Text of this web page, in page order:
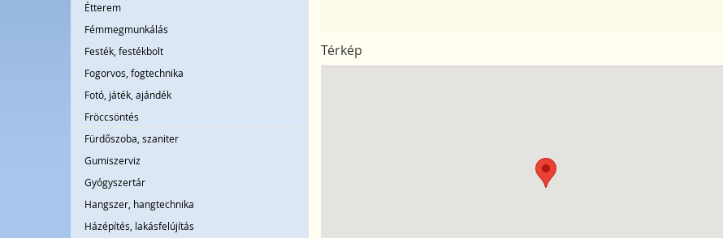
Étterem
Fémmegmunkálás
Festék, festékbolt
Fogorvos, fogtechnika
Fotó, játék, ajándék
Fröccsöntés
Fürdőszoba, szaniter
Gumiszerviz
Gyógyszertár
Hangszer, hangtechnika
Házépítés, lakásfelújítás
Térkép